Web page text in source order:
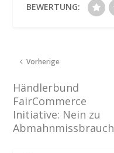
BEWERTUNG:
Vorherige
Händlerbund
FairCommerce
Initiative: Nein zu
Abmahnmissbrauch